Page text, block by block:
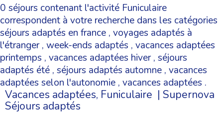
0 séjours contenant l'activité Funiculaire
correspondent à votre recherche dans les catégories
séjours adaptés en france , voyages adaptés à
l'étranger, week-ends adaptés , vacances adaptées
printemps , vacances adaptées hiver, séjours
adaptés été , séjours adaptés automne , vacances
adaptées selon l'autonomie , vacances adaptées .
Vacances adaptées, Funiculaire | Supernova
Séjours adaptés